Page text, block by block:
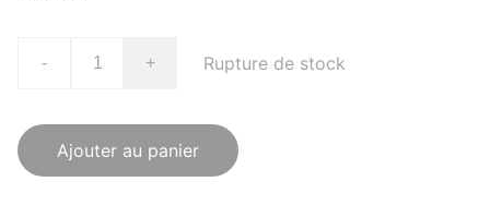
- + Rupture de stock
Ajouter au panier